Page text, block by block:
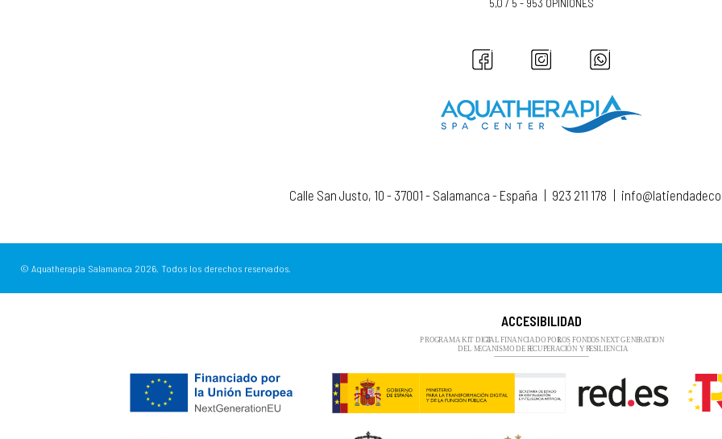
Calle San Justo, 10 - 37001 - Salamanca - España 923 211 178
© Aquatherapia Salamanca 2026. Todos los derechos reservados.
ACCESIBILIDAD